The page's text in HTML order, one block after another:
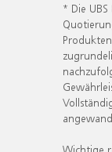
* Die